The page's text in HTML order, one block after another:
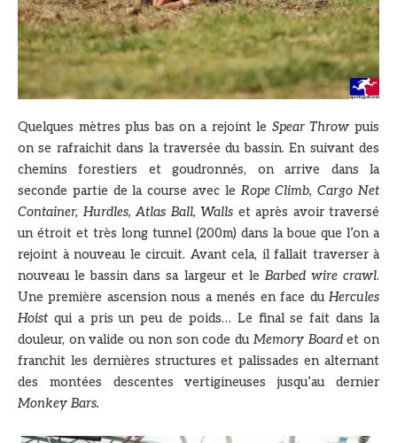
Quelques mètres plus bas on a rejoint le Spear Throw puis
on se rafraichit dans la traversée du bassin. En suivant des
chemins forestiers et goudronnés, on arrive dans la
seconde partie de la course avec le Rope Climb, Cargo Net
Container, Hurdles, Atlas Ball, Walls et après avoir traversé
un étroit et très long tunnel (200m) dans la boue que l’on a
rejoint à nouveau le circuit. Avant cela, il fallait traverser à
nouveau le bassin dans sa largeur et le Barbed wire crawl.
Une première ascension nous a menés en face du Hercules
Hoistqui a pris un peu de poids… Le final se fait dans la
douleur, on valide ou non son code du Memory Boardet on
franchit les dernières structures et palissades en alternant
des montées descentes vertigineuses jusqu’au dernier
Monkey Bars.